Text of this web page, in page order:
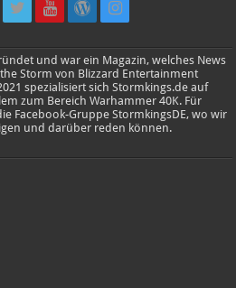
und war ein Magazin, welches News
Storm von Blizzard Entertainment
spezialisiert sich Stormkings.de auf
zum Bereich Warhammer 40K. Für
Facebook-Gruppe StormkingsDE, wo wir
und darüber reden können.